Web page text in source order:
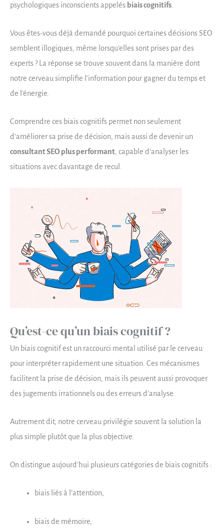
psychologiques inconscients appelés biais cognitifs
Vous êtes-vous déjà demandé pourquoi certaines décisions SEO
semblent illogiques, même lorsqu’elles sont prises par des
experts ? La réponse se trouve souvent dans la manière dont
notre cerveau simplifie l’information pour gagner du temps et
de l’énergie.
Comprendre ces biais cognitifs permet non seulement
d’améliorer sa prise de décision, mais aussi de devenir un
consultant SEO plus performant, capable d’analyser les
situations avec davantage de recul.
Qu’est-ce qu’un biais cognitif ?
Un biais cognitif est un raccourci mental utilisé par le cerveau
pour interpréter rapidement une situation. Ces mécanismes
facilitent la prise de décision, mais ils peuvent aussi provoquer
des jugements irrationnels ou des erreurs d’analyse.
Autrement dit, notre cerveau privilégie souvent la solution la
plus simple plutôt que la plus objective.
On distingue aujourd’hui plusieurs catégories de biais cognitifs :
biais liés à l’attention,
biais de mémoire,